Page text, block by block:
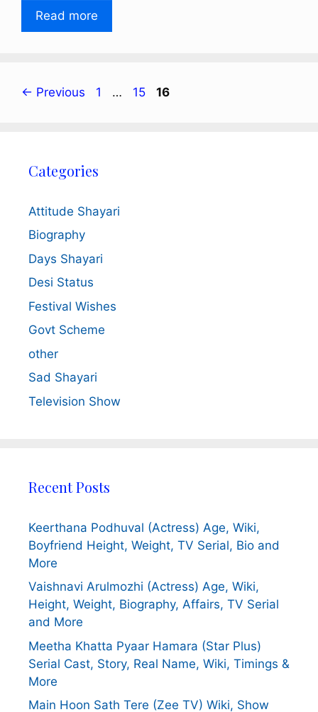
Read more
← Previous Page
1 … Page
15 Page
16
Categories
Attitude Shayari
Biography
Days Shayari
Desi Status
Festival Wishes
Govt Scheme
other
Sad Shayari
Television Show
Recent Posts
Keerthana Podhuval (Actress) Age, Wiki,
Boyfriend Height, Weight, TV Serial, Bio and
More
Vaishnavi Arulmozhi (Actress) Age, Wiki,
Height, Weight, Biography, Affairs, TV Serial
and More
Meetha Khatta Pyaar Hamara (Star Plus)
Serial Cast, Story, Real Name, Wiki, Timings &
More
Main Hoon Sath Tere (Zee TV) Wiki, Show